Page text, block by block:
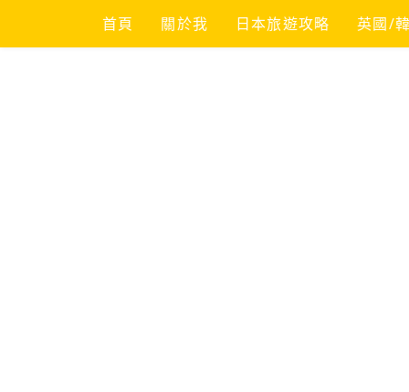
content
首頁 關於我 日本旅遊攻略 英國/